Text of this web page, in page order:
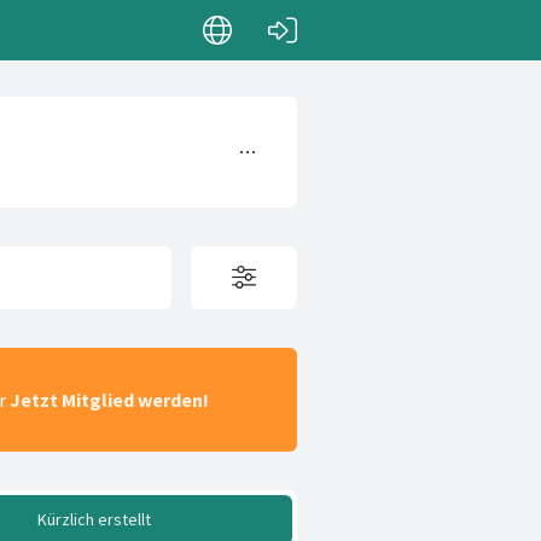
Jetzt Mitglied werden!
Kürzlich erstellt